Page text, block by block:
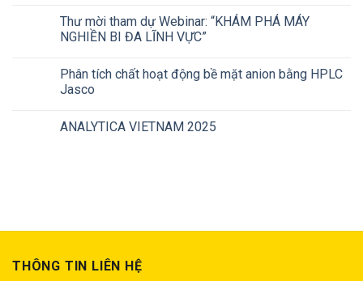
Thư mời tham dự Webinar: “KHÁM PHÁ MÁY
NGHIỀN BI ĐA LĨNH VỰC”
Phân tích chất hoạt động bề mặt anion bằng HPLC
Jasco
ANALYTICA VIETNAM 2025
THÔNG TIN LIÊN HỆ